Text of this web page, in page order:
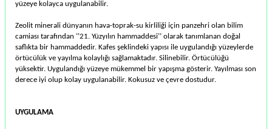
yüzeye kolayca uygulanabilir.
Zeolit minerali dünyanın hava-toprak-su kirliliği için panzehri olan bilim
camiası tarafından ‘’21. Yüzyılın hammaddesi’’ olarak tanımlanan doğal
saﬂıkta bir hammaddedir. Kafes şeklindeki yapısı ile uygulandığı yüzeylerde
örtücülük ve yayılma kolaylığı sağlamaktadır. Silinebilir. Örtücülüğü
yüksektir. Uygulandığı yüzeye mükemmel bir yapışma gösterir. Yayılması son
derece iyi olup kolay uygulanabilir. Kokusuz ve çevre dostudur.
UYGULAMA